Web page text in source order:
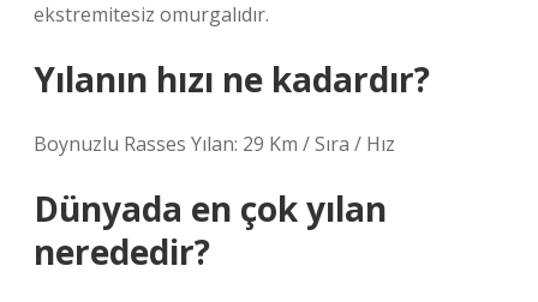
ekstremitesiz omurgalıdır.
Yılanın hızı ne kadardır?
Boynuzlu Rasses Yılan: 29 Km / Sıra / Hız
Dünyada en çok yılan
nerededir?